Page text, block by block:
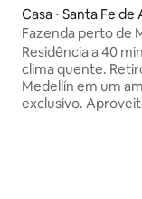
Casa ⋅ Santa Fe
Fazenda perto de
Residência a 40
clima quente. Retiro de luxo perto de
Medellín em um
exclusivo.